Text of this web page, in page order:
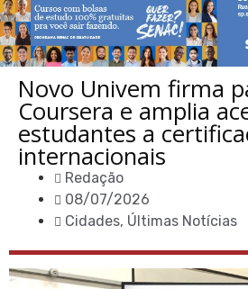
Novo Univem firma
Coursera e amplia
estudantes a
internacionais
Redação
08/07/2026
Cidades, Últimas Notícias